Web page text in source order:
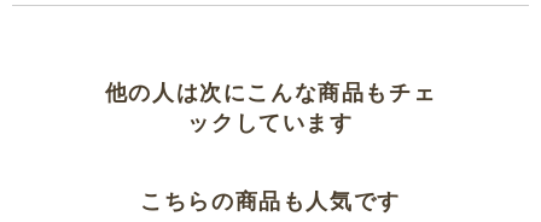
きちんと見えします！
おしゃれで丁寧な作り、その上リ
他の人は次にこんな商品もチェ
ックしています
こちらの商品も人気です